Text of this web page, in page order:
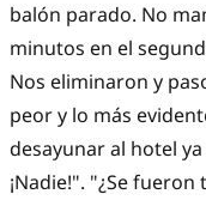
balón parado. No
minutos en el
Nos eliminaron y
peor y lo más
desayunar al hotel
¡Nadie!". "¿Se